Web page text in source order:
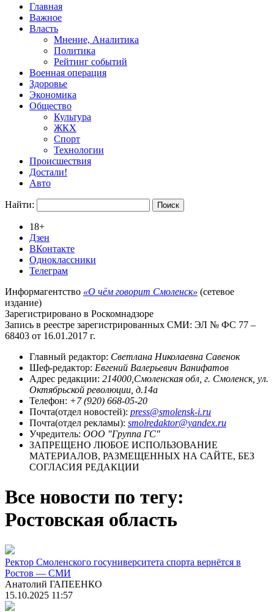
Главная
Важное
Власть
Мнение, Аналитика
Политика
Рейтинг событий
Военная операция
Здоровье
Экономика
Общество
Культура
ЖКХ
Спорт
Технологии
Происшествия
Достали!
Авто
Найти:
18+
Дзен
ВКонтакте
Одноклассники
Телеграм
Информагентство «О чём говорит Смоленск» (сетевое
издание)
Зарегистрировано в Роскомнадзоре
Запись в реестре зарегистрированных СМИ: ЭЛ № ФС 77 –
68403 от 16.01.2017 г.
Главный редактор: Светлана Николаевна Савенок
Шеф-редактор: Евгений Валерьевич Ванифатов
Адрес редакции: 214000,Смоленская обл, г. Смоленск, ул.
Октябрьской революции, д.14а
Телефон: +7 (920) 668-05-20
Почта(отдел новостей): press@smolensk-i.ru
Почта(отдел рекламы): smolredaktor@yandex.ru
Учредитель: ООО "Группа ГС"
ЗАПРЕЩЕНО ЛЮБОЕ ИСПОЛЬЗОВАНИЕ
МАТЕРИАЛОВ, РАЗМЕЩЕННЫХ НА САЙТЕ, БЕЗ
СОГЛАСИЯ РЕДАКЦИИ
Все новости по тегу:
Ростовская область
Ректор Смоленского госуниверситета спорта вернётся в
Ростов — СМИ
Анатолий ГАПЕЕНКО
15.10.2025 11:57